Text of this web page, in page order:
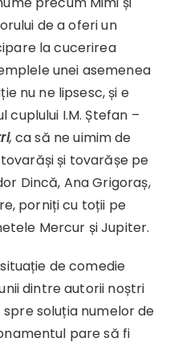
de a oferi un
la cucerirea
unei asemenea
nu ne lipsesc, și e
I.M. Ștefan –
, ca să ne uimim de
și tovarășe pe
Dincă, Ana Grigoraș,
porniți cu toții pe
Mercur și Jupiter.
de comedie
dintre autorii noștri
soluția numelor de
pare să fi